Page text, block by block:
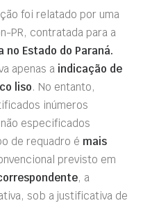
foi relatado por uma
PR, contratada para a
no Estado do Paraná.
apenas a indicação de
liso. No entanto,
inúmeros
especificados
de requadro é mais
previsto em
, a
sob a justificativa de